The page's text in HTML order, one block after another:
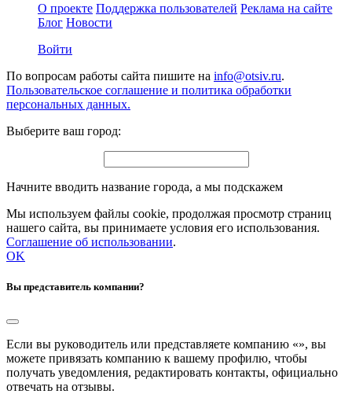
О проекте Поддержка пользователей Реклама на сайте
Блог Новости
Войти
По вопросам работы сайта пишите на info@otsiv.ru.
Пользовательское соглашение и политика обработки
персональных данных.
Выберите ваш город:
Начните вводить название города, а мы подскажем
Мы используем файлы cookie, продолжая просмотр страниц
нашего сайта, вы принимаете условия его использования.
Соглашение об использовании.
OK
Вы представитель компании?
Если вы руководитель или представляете компанию «», вы
можете привязать компанию к вашему профилю, чтобы
получать уведомления, редактировать контакты, официально
отвечать на отзывы.